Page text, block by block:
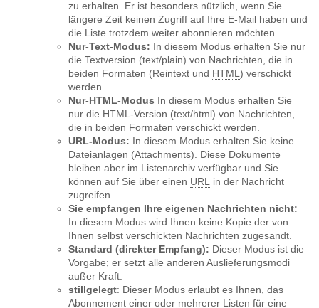
zu erhalten. Er ist besonders nützlich, wenn Sie
längere Zeit keinen Zugriff auf Ihre E-Mail haben und
die Liste trotzdem weiter abonnieren möchten.
Nur-Text-Modus: In diesem Modus erhalten Sie nur
die Textversion (text/plain) von Nachrichten, die in
beiden Formaten (Reintext und HTML) verschickt
werden.
Nur-HTML-Modus In diesem Modus erhalten Sie
nur die HTML-Version (text/html) von Nachrichten,
die in beiden Formaten verschickt werden.
URL-Modus: In diesem Modus erhalten Sie keine
Dateianlagen (Attachments). Diese Dokumente
bleiben aber im Listenarchiv verfügbar und Sie
können auf Sie über einen URL in der Nachricht
zugreifen.
Sie empfangen Ihre eigenen Nachrichten nicht:
In diesem Modus wird Ihnen keine Kopie der von
Ihnen selbst verschickten Nachrichten zugesandt.
Standard (direkter Empfang): Dieser Modus ist die
Vorgabe; er setzt alle anderen Auslieferungsmodi
außer Kraft.
stillgelegt: Dieser Modus erlaubt es Ihnen, das
Abonnement einer oder mehrerer Listen für eine